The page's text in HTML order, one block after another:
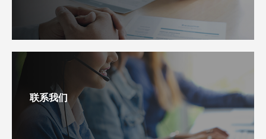
联系我们